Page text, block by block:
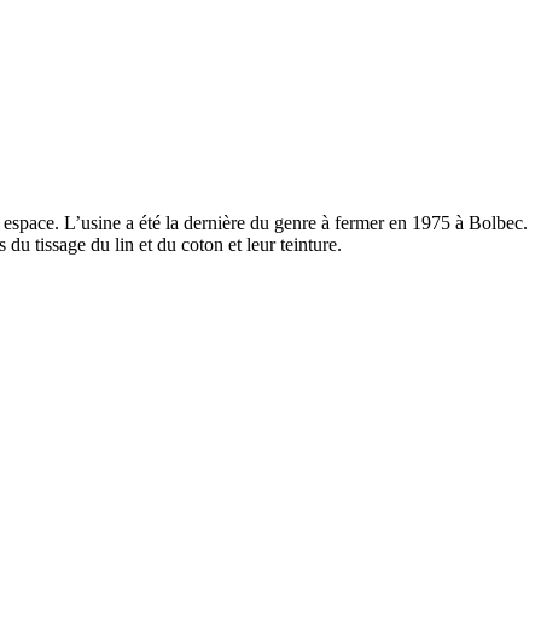
L’usine a été la dernière du genre à fermer en 1975 à Bolbec.
du tissage du lin et du coton et leur teinture.